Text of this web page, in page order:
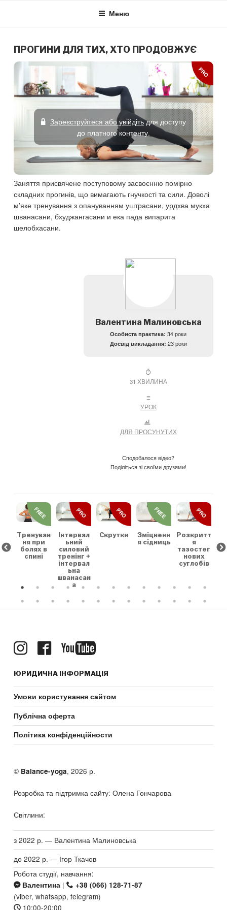
Меню
ПРОГИНИ ДЛЯ ТИХ, ХТО ПРОДОВЖУЄ
PRO
Зареєструйтеся або увійдітьдля доступу
до платного контенту.
Заняття присвячене поступовому засвоєнню помірно
складних прогинів, що вимагають гнучкості та сили. Доволі
м’яке тренування з опануванням уштрасани, урдхва мукха
шванасани, бхуджангасани и ека пада випарита
шелобхасани.
Валентина Малиновська
Особиста практика: 34 роки
Досвід викладання: 23 роки
31 ХВИЛИНА
УРОК
ДЛЯ ПРОСУНУТИХ
Сподобалося відео?
Поділіться зі своїми друзями!
Тренуван
ня при
болях в
спині
FREE
Інтервал
ьний
силовий
тренінг +
інтервал
ьна
шванасан
а
PRO
Скрутки
PRO
Зміцненн
я сідниць
FREE
Розкритт
я
тазостег
нових
суглобів
PRO
ЮРИДИЧНА ІНФОРМАЦІЯ
Умови користування сайтом
Публічна оферта
Політика конфіденційности
© Balance-yoga, 2026 р.
Розробка та підтримка сайту: Олена Гончарова
Світлини:
з 2022 р. — Валентина Малиновська
до 2022 р. — Ігор Ткачов
Робота студії, навчання:
Валентина | +38 (066) 128-71-87
(viber, whatsapp, telegram)
10:00-20:00